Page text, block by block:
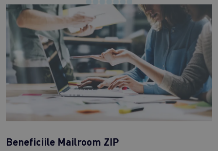
Beneficiile Mailroom ZIP